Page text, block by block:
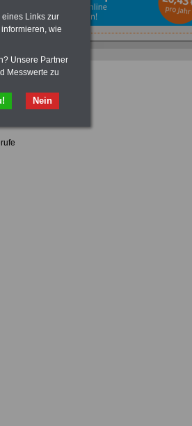
>>>OnlineBuch
Links zur
wie
Unsere Partner
Messwerte zu
Nein